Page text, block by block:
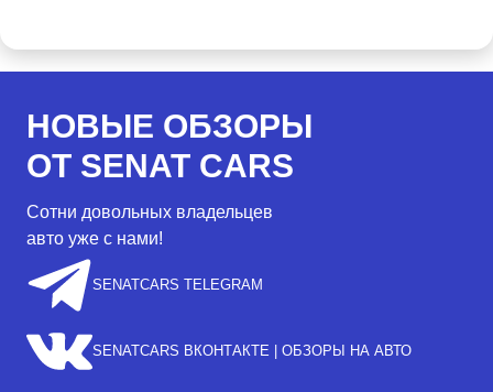
НОВЫЕ ОБЗОРЫ
ОТ SENAT CARS
Сотни довольных владельцев
авто уже с нами!
SENATCARS TELEGRAM
SENATCARS ВКОНТАКТЕ | ОБЗОРЫ НА АВТО